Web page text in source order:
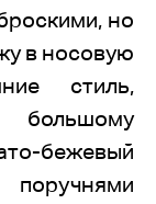
но
в носовую
стиль,
большому
бежевый
поручнями